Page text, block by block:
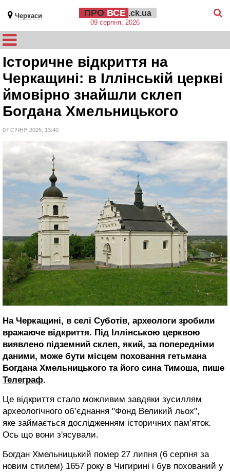
Черкаси ПРО ВСЕ .ck.ua
09 серпня, 2026
Історичне відкриття на
Черкащині: в Іллінській церкві
ймовірно знайшли склеп
Богдана Хмельницького
07 СІЧНЯ 2025, 13:40
На Черкащині, в селі Суботів, археологи зробили
вражаюче відкриття. Під Іллінською церквою
виявлено підземний склеп, який, за попередніми
даними, може бути місцем поховання гетьмана
Богдана Хмельницького та його сина Тимоша, пише
Телеграф.
Це відкриття стало можливим завдяки зусиллям
археологічного об’єднання "Фонд Великий льох",
яке займається дослідженням історичних пам’яток.
Ось що вони з'ясували.
Богдан Хмельницький помер 27 липня (6 серпня за
новим стилем) 1657 року в Чигирині і був похований у